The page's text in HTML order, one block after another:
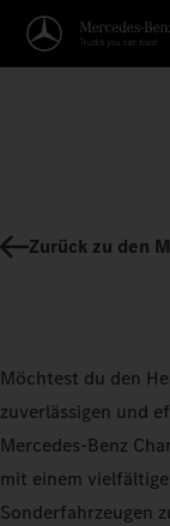
Zurück zu den
Möchtest du den
zuverlässigen und
Mercedes-Benz
mit einem
Sonderfahrzeugen